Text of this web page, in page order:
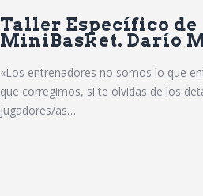
Taller Específico de
MiniBasket. Darío
«Los entrenadores no somos lo que
que corregimos, si te olvidas de los
jugadores/as…